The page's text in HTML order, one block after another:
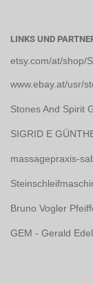
LINKS UND
etsy.com/at/shop/
www.ebay.at/usr/
Stones And Spirit
SIGRID E
massagepraxis-
Bruno Vogler
GEM - Gerald